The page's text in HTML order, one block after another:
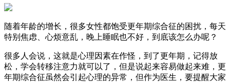
随着年龄的增长，很多女性都饱受更年期综合征的困扰，每天
特别焦虑、心烦意乱，晚上睡眠也不好，到底该怎么办呢？
很多人会说，这就是心理因素在作怪，到了更年期，记得放
松，学会转移注意力就可以了，但是说起来容易做起来难，更
年期综合征虽然会引起心理的异常，但作为医生，要提醒大家